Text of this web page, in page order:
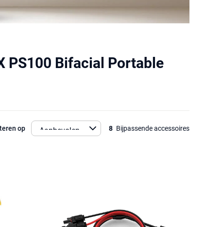
PS100 Bifacial Portable
op 8 Bijpassende accessoires